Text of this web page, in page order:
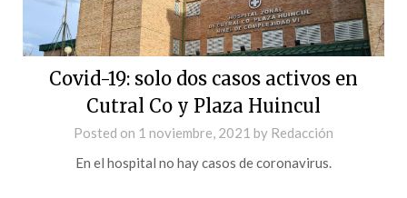
Covid-19: solo dos casos activos en
Cutral Co y Plaza Huincul
Posted on 1 noviembre, 2021 by Redacción
En el hospital no hay casos de coronavirus.